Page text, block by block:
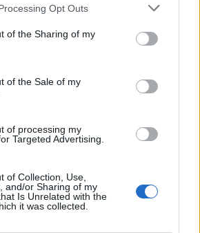
website/app uses one or more Google
or usage behaviour. You may click to
to Google and its third-party tags to
specified purposes in below Google
Opt Outs
of the Sharing of my
of the Sale of my
of processing my
Targeted Advertising.
of Collection, Use,
and/or Sharing of my
Is Unrelated with the
it was collected.